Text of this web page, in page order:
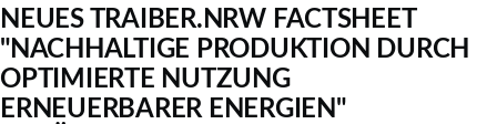
Factsheet
"Local
LLMs"
veröffentlicht
NEUES TRAIBER.NRW FACTSHEET
"NACHHALTIGE PRODUKTION DURCH
OPTIMIERTE NUTZUNG
ERNEUERBARER ENERGIEN"